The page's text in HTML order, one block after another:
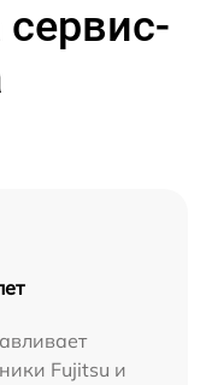
Fujitsu и